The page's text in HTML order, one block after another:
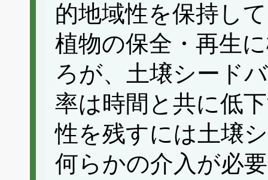
的地域性を保持し
植物の保全・再生
ろが、土壌シード
率は時間と共に低
性を残すには土壌
何らかの介入が必